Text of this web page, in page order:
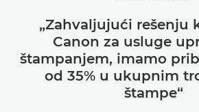
„Zahvaljujući rešenju
Canon za usluge
štampanjem, imamo
od 35% u ukupnim
štampe“